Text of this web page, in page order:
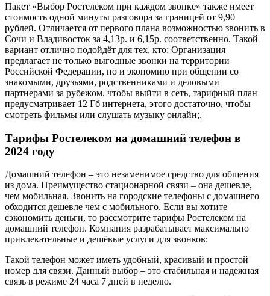
Пакет «Выбор Ростелеком при каждом звонке» также имеет
стоимость одной минуты разговора за границей от 9,90
рублей. Отличается от первого плана возможностью звонить в
Сочи и Владивосток за 4,13р. и 6,15р. соответственно. Такой
вариант отлично подойдёт для тех, кто: Организация
предлагает не только выгодные звонки на территории
Российской Федерации, но и экономию при общении со
знакомыми, друзьями, родственниками и деловыми
партнерами за рубежом. чтобы выйти в сеть, тарифный план
предусматривает 12 Гб интернета, этого достаточно, чтобы
смотреть фильмы или слушать музыку онлайн;.
Тарифы Ростелеком на домашний телефон в
2024 году
Домашний телефон – это незаменимое средство для общения
из дома. Преимущество стационарной связи – она дешевле,
чем мобильная. Звонить на городские телефоны с домашнего
обходится дешевле чем с мобильного. Если вы хотите
сэкономить деньги, то рассмотрите тарифы Ростелеком на
домашний телефон. Компания разрабатывает максимально
привлекательные и дешёвые услуги для звонков:
Такой телефон может иметь удобный, красивый и простой
номер для связи. Данный выбор – это стабильная и надежная
связь в режиме 24 часа 7 дней в неделю.